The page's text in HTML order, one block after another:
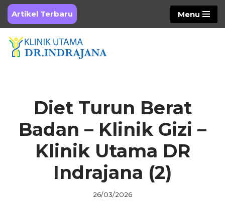
Skip
to
content
Artikel Terbaru Menu
Diet Turun Berat
Badan – Klinik Gizi –
Klinik Utama DR
Indrajana (2)
26/03/2026